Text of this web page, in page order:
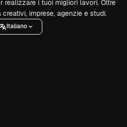
realizzare i tuoi migliori lavori. Oltre
imprese, agenzie e studi.
Italiano